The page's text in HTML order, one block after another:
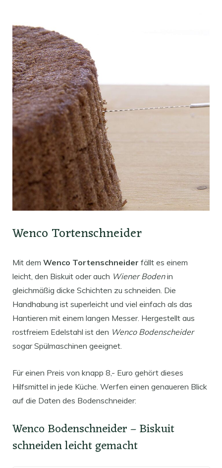
Wenco Tortenschneider
Mit dem Wenco Tortenschneider fällt es einem
leicht, den Biskuit oder auch Wiener Bodenin
gleichmäßig dicke Schichten zu schneiden. Die
Handhabung ist superleicht und viel einfach als das
Hantieren mit einem langen Messer. Hergestellt aus
rostfreiem Edelstahl ist den Wenco Bodenscheider
sogar Spülmaschinen geeignet.
Für einen Preis von knapp 8,- Euro gehört dieses
Hilfsmittel in jede Küche. Werfen einen genaueren Blick
auf die Daten des Bodenschneider:
Wenco Bodenschneider – Biskuit
schneiden leicht gemacht